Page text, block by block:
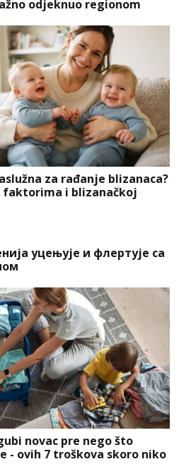
odjeknuo regionom
za rađanje blizanaca?
faktorima i blizanačkoj
уцењује и флертује са
novac pre nego što
- ovih 7 troškova skoro niko